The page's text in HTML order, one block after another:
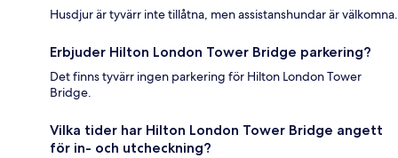
Husdjur är tyvärr inte tillåtna, men assistanshundar är välkomna.
Erbjuder Hilton London Tower Bridge parkering?
Det finns tyvärr ingen parkering för Hilton London Tower
Bridge.
Vilka tider har Hilton London Tower Bridge angett
för in- och utcheckning?